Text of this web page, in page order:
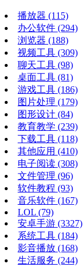
播放器 (115)
办公软件 (294)
浏览器 (188)
视频工具 (309)
聊天工具 (98)
桌面工具 (81)
游戏工具 (186)
图片处理 (179)
图形设计 (84)
教育教学 (239)
下载工具 (118)
其他应用 (410)
电子阅读 (308)
文件管理 (96)
软件教程 (93)
音乐软件 (167)
LOL (79)
安卓手游 (3327)
系统工具 (184)
影音播放 (168)
生活服务 (244)